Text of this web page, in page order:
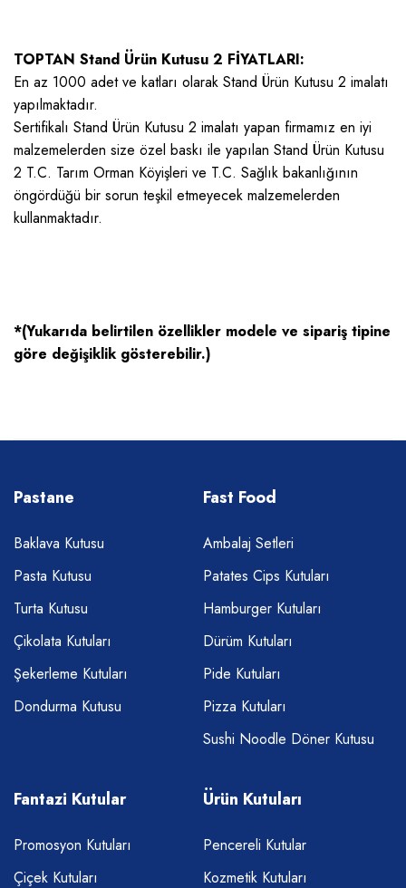
TOPTAN Stand Ürün Kutusu 2 FİYATLARI:
En az 1000 adet ve katları olarak Stand Ürün Kutusu 2 imalatı
yapılmaktadır.
Sertifikalı Stand Ürün Kutusu 2 imalatı yapan firmamız en iyi
malzemelerden size özel baskı ile yapılan Stand Ürün Kutusu
2 T.C. Tarım Orman Köyişleri ve T.C. Sağlık bakanlığının
öngördüğü bir sorun teşkil etmeyecek malzemelerden
kullanmaktadır.
*(Yukarıda belirtilen özellikler modele ve sipariş tipine
göre değişiklik gösterebilir.)
Pastane
Baklava Kutusu
Pasta Kutusu
Turta Kutusu
Çikolata Kutuları
Şekerleme Kutuları
Dondurma Kutusu
Fast Food
Ambalaj Setleri
Patates Cips Kutuları
Hamburger Kutuları
Dürüm Kutuları
Pide Kutuları
Pizza Kutuları
Sushi Noodle Döner Kutusu
Fantazi Kutular
Promosyon Kutuları
Çiçek Kutuları
Ürün Kutuları
Pencereli Kutular
Kozmetik Kutuları